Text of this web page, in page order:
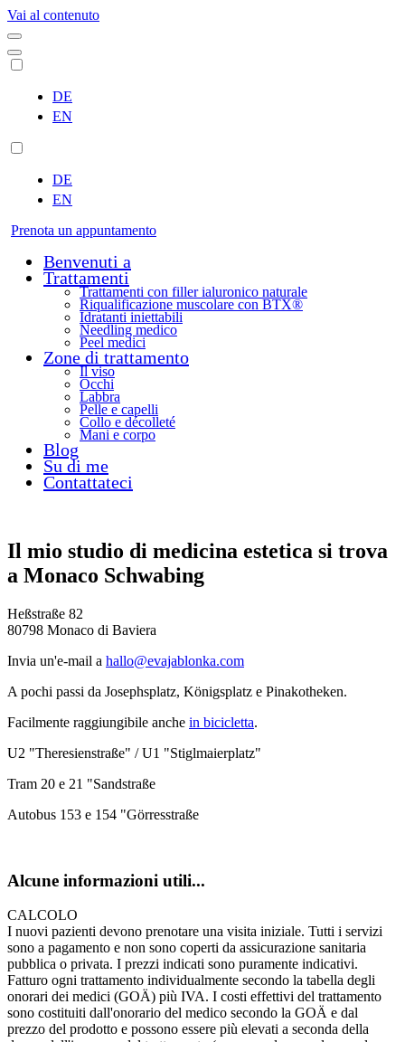
Vai al contenuto
DE
EN
DE
EN
Prenota un appuntamento
Benvenuti a
Trattamenti
Trattamenti con filler ialuronico naturale
Riqualificazione muscolare con BTX®
Idratanti iniettabili
Needling medico
Peel medici
Zone di trattamento
Il viso
Occhi
Labbra
Pelle e capelli
Collo e décolleté
Mani e corpo
Blog
Su di me
Contattateci
Il mio studio di medicina estetica si trova
a Monaco Schwabing
Heßstraße 82
80798 Monaco di Baviera
Invia un'e-mail a hallo@evajablonka.com
A pochi passi da Josephsplatz, Königsplatz e Pinakotheken.
Facilmente raggiungibile anche in bicicletta.
U2 "Theresienstraße" / U1 "Stiglmaierplatz"
Tram 20 e 21 "Sandstraße
Autobus 153 e 154 "Görresstraße
Alcune informazioni utili...
CALCOLO
I nuovi pazienti devono prenotare una visita iniziale. Tutti i servizi
sono a pagamento e non sono coperti da assicurazione sanitaria
pubblica o privata. I prezzi indicati sono puramente indicativi.
Fatturo ogni trattamento individualmente secondo la tabella degli
onorari dei medici (GOÄ) più IVA. I costi effettivi del trattamento
sono costituiti dall'onorario del medico secondo la GOÄ e dal
prezzo del prodotto e possono essere più elevati a seconda della